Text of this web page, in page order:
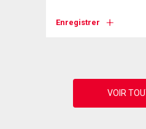
Enregistrer